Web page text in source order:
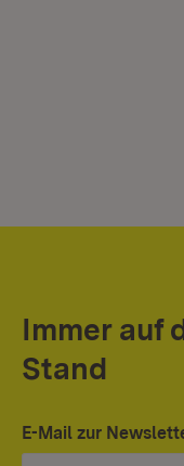
Immer auf
Stand
E-Mail zur